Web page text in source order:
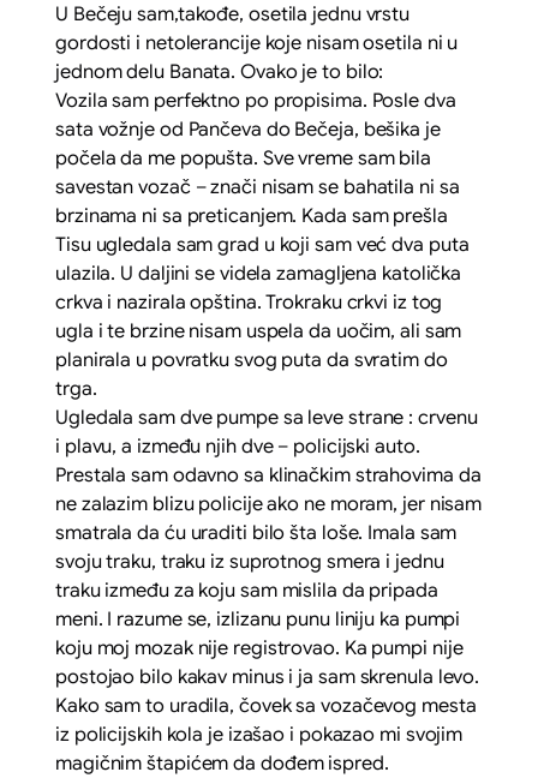
U Bečeju sam,takođe, osetila jednu vrstu
gordosti i netolerancije koje nisam osetila ni u
jednom delu Banata. Ovako je to bilo:
Vozila sam perfektno po propisima. Posle dva
sata vožnje od Pančeva do Bečeja, bešika je
počela da me popušta. Sve vreme sam bila
savestan vozač – znači nisam se bahatila ni sa
brzinama ni sa preticanjem. Kada sam prešla
Tisu ugledala sam grad u koji sam već dva puta
ulazila. U daljini se videla zamagljena katolička
crkva i nazirala opština. Trokraku crkvi iz tog
ugla i te brzine nisam uspela da uočim, ali sam
planirala u povratku svog puta da svratim do
trga.
Ugledala sam dve pumpe sa leve strane : crvenu
i plavu, a između njih dve – policijski auto.
Prestala sam odavno sa klinačkim strahovima da
ne zalazim blizu policije ako ne moram, jer nisam
smatrala da ću uraditi bilo šta loše. Imala sam
svoju traku, traku iz suprotnog smera i jednu
traku između za koju sam mislila da pripada
meni. I razume se, izlizanu punu liniju ka pumpi
koju moj mozak nije registrovao. Ka pumpi nije
postojao bilo kakav minus i ja sam skrenula levo.
Kako sam to uradila, čovek sa vozačevog mesta
iz policijskih kola je izašao i pokazao mi svojim
magičnim štapićem da dođem ispred.